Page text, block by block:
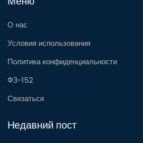
О нас
Условия использования
Политика конфиденциальности
ФЗ-152
Связаться
Недавний пост